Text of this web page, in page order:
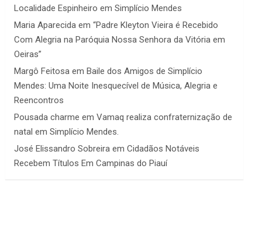
Localidade Espinheiro em Simplício Mendes
Maria Aparecida em“Padre Kleyton Vieira é Recebido
Com Alegria na Paróquia Nossa Senhora da Vitória em
Oeiras”
Margô Feitosa emBaile dos Amigos de Simplício
Mendes: Uma Noite Inesquecível de Música, Alegria e
Reencontros
Pousada charme emVamaq realiza confraternização de
natal em Simplício Mendes.
José Elissandro Sobreira emCidadãos Notáveis
Recebem Títulos Em Campinas do Piauí